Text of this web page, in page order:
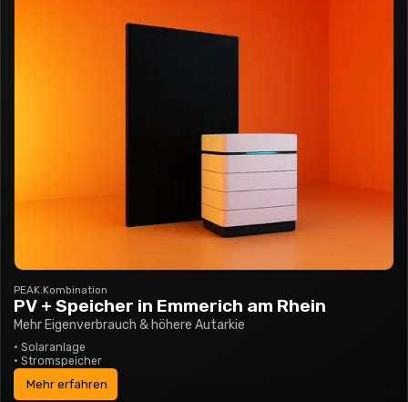
PEAK.Kombination
PV + Speicher in Emmerich am Rhein
Mehr Eigenverbrauch & höhere Autarkie
• Solaranlage
• Stromspeicher
Mehr erfahren